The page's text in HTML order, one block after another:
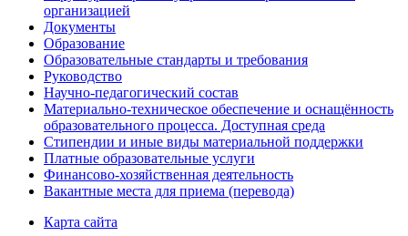
организацией
Документы
Образование
Образовательные стандарты и требования
Руководство
Научно-педагогический состав
Материально-техническое обеспечение и оснащённость
образовательного процесса. Доступная среда
Стипендии и иные виды материальной поддержки
Платные образовательные услуги
Финансово-хозяйственная деятельность
Вакантные места для приема (перевода)
Карта сайта